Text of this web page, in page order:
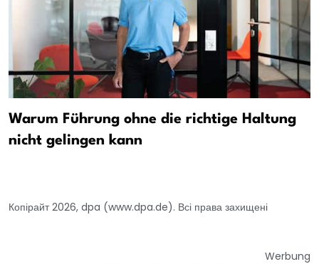
Warum Führung ohne die richtige Haltung
nicht gelingen kann
Копірайт 2026, dpa (www.dpa.de). Всі права захищені
Werbung